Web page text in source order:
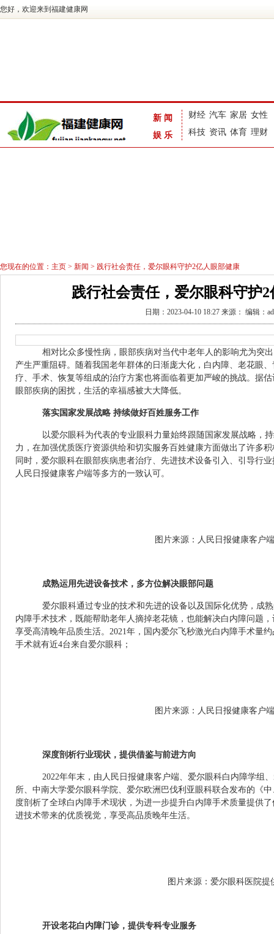
您好，欢迎来到福建健康网
新闻
娱乐
财经 汽车 家居 女性
科技 资讯 体育 理财
您现在的位置： 主页 > 新闻 > 践行社会责任，爱尔眼科守护2亿人眼部健康
践行社会责任，爱尔眼科守护
日期：2023-04-10 18:27 来源： 编辑：
相对比众多慢性病，眼部疾病对当代中老年人的影响尤为突
产生严重阻碍。随着我国老年群体的日渐庞大化，白内障、老花眼
疗、手术、恢复等组成的治疗方案也将面临着更加严峻的挑战。据
眼部疾病的困扰，生活的幸福感被大大降低。
落实国家发展战略 持续做好百姓服务工作
以爱尔眼科为代表的专业眼科力量始终跟随国家发展战略，
力，在加强优质医疗资源供给和切实服务百姓健康方面做出了许多
同时，爱尔眼科在眼部疾病患者治疗、先进技术设备引入、引导行
人民日报健康客户端等多方的一致认可。
图片来源：人民日报健康客户
成熟运用先进设备技术，多方位解决眼部问题
爱尔眼科通过专业的技术和先进的设备以及国际化优势，成
内障手术技术，既能帮助老年人摘掉老花镜，也能解决白内障问题
享受高清晚年品质生活。2021年，国内爱尔飞秒激光白内障手术量
手术就有近4台来自爱尔眼科；
图片来源：人民日报健康客户
深度剖析行业现状，提供借鉴与前进方向
2022年年末，由人民日报健康客户端、爱尔眼科白内障学组
所、中南大学爱尔眼科学院、爱尔欧洲巴伐利亚眼科联合发布的《
度剖析了全球白内障手术现状，为进一步提升白内障手术质量提供
进技术带来的优质视觉，享受高品质晚年生活。
图片来源：爱尔眼科医院提
开设老花白内障门诊，提供专科专业服务